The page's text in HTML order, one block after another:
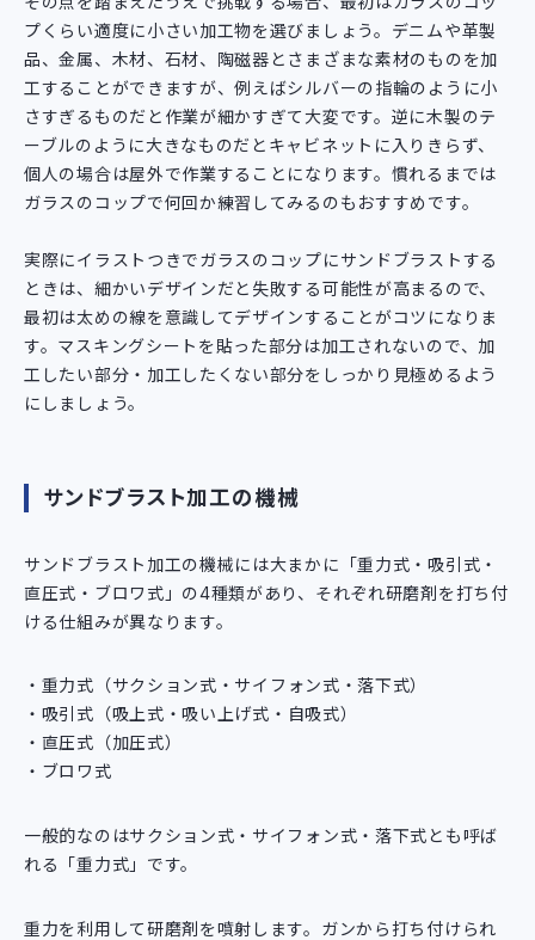
プくらい適度に小さい加工物を選びましょう。デニムや革製
品、金属、木材、石材、陶磁器とさまざまな素材のものを加
工することができますが、例えばシルバーの指輪のように小
さすぎるものだと作業が細かすぎて大変です。逆に木製のテ
ーブルのように大きなものだとキャビネットに入りきらず、
個人の場合は屋外で作業することになります。慣れるまでは
ガラスのコップで何回か練習してみるのもおすすめです。
実際にイラストつきでガラスのコップにサンドブラストする
ときは、細かいデザインだと失敗する可能性が高まるので、
最初は太めの線を意識してデザインすることがコツになりま
す。マスキングシートを貼った部分は加工されないので、加
工したい部分・加工したくない部分をしっかり見極めるよう
にしましょう。
サンドブラスト加工の機械
サンドブラスト加工の機械には大まかに「重力式・吸引式・
直圧式・ブロワ式」の4種類があり、それぞれ研磨剤を打ち付
ける仕組みが異なります。
重力式（サクション式・サイフォン式・落下式）
吸引式（吸上式・吸い上げ式・自吸式）
直圧式（加圧式）
ブロワ式
一般的なのはサクション式・サイフォン式・落下式とも呼ば
れる「重力式」です。
重力を利用して研磨剤を噴射します。ガンから打ち付けられ